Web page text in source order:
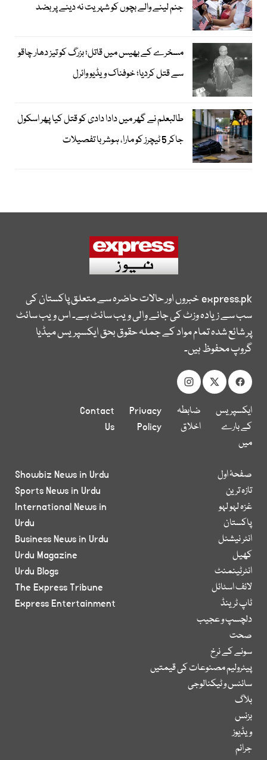
جنم لینے والے بچوں کو شہریت نہ دینے پر بضد
مسخرے کے بھیس میں قاتل؛ بزرگ کو تیز دھار چاقو
سے قتل کردیا؛ خوفناک ویڈیو وائرل
طالبعلم نے گھر میں دادا دادی کو قتل کیا پھر اسکول
جاکر 5 ٹیچرز کو مارا، ہوشربا تفصیلات
express.pkخبروں اور حالات حاضرہ سے متعلق پاکستان کی
سب سے زیادہ وزٹ کی جانے والی ویب سائٹ ہے۔ اس ویب سائٹ
پر شائع شدہ تمام مواد کے جملہ حقوق بحق ایکسپریس میڈیا
گروپ محفوظ ہیں۔
ایکسپریس
کے بارے
میں
ضابطہ
اخلاق
Privacy
Policy
Contact
Us
صفحۂ اول
تازہ ترین
غزہ لہو لہو
پاکستان
انٹر نیشنل
کھیل
انٹرٹینمنٹ
لائف اسٹائل
ٹاپ ٹرینڈ
دلچسپ و عجیب
صحت
سونے کے نرخ
پیٹرولیم مصنوعات کی قیمتیں
سائنس و ٹیکنالوجی
بلاگ
بزنس
ویڈیوز
جرائم
Showbiz News in Urdu
Sports News in Urdu
International News in
Urdu
Business News in Urdu
Urdu Magazine
Urdu Blogs
The Express Tribune
Express Entertainment